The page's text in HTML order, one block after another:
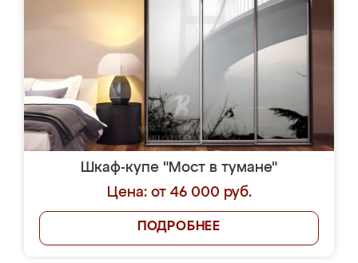
Шкаф-купе "Мост в тумане"
Цена: от 46 000 руб.
ПОДРОБНЕЕ